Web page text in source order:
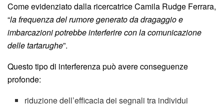
Come evidenziato dalla ricercatrice Camila Rudge Ferrara,
“la frequenza del rumore generato da dragaggio e
imbarcazioni potrebbe interferire con la comunicazione
delle tartarughe”.
Questo tipo di interferenza può avere conseguenze
profonde:
riduzione dell’efficacia dei segnali tra individui